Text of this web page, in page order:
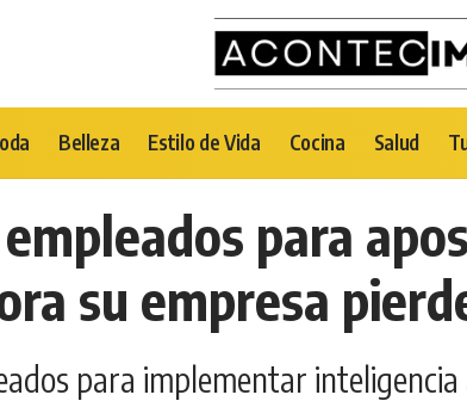
Belleza Estilo de Vida Cocina Salud
para
su empresa
para implementar